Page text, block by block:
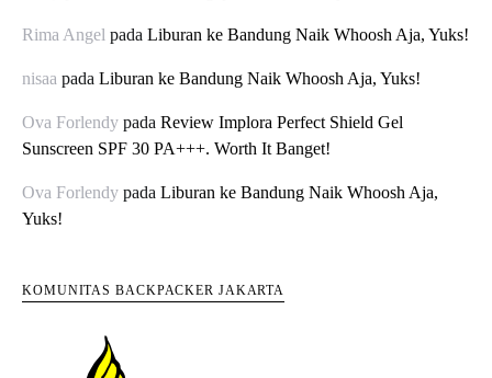
Rima Angel pada Liburan ke Bandung Naik Whoosh Aja, Yuks!
nisaa pada Liburan ke Bandung Naik Whoosh Aja, Yuks!
Ova Forlendy pada Review Implora Perfect Shield Gel
Sunscreen SPF 30 PA+++. Worth It Banget!
Ova Forlendy pada Liburan ke Bandung Naik Whoosh Aja,
Yuks!
KOMUNITAS BACKPACKER JAKARTA